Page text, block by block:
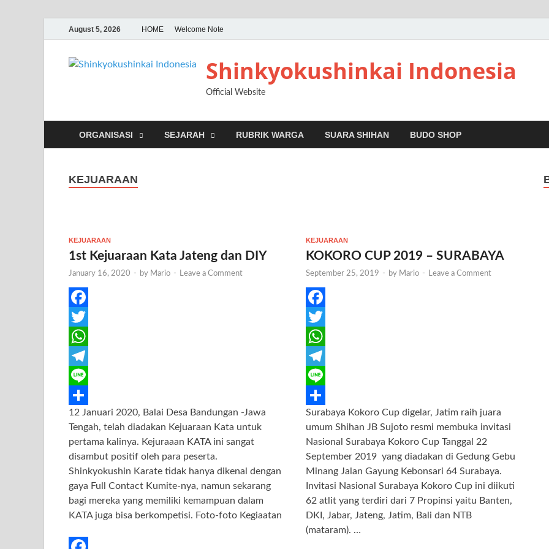
August 5, 2026 HOME Welcome Note
Shinkyokushinkai Indonesia
Official Website
ORGANISASI SEJARAH RUBRIK WARGA SUARA SHIHAN BUDO SHOP
KEJUARAAN
KEJUARAAN
1st Kejuaraan Kata Jateng dan DIY
January 16, 2020 - by Mario - Leave a Comment
F
a
c
e
b
o
k
T
w
t
r
W
h
a
t
A
p
p
T
e
l
g
r
a
m
L
i
e
S
a
r
e
12 Januari 2020, Balai Desa Bandungan -Jawa
Tengah, telah diadakan Kejuaraan Kata untuk
pertama kalinya. Kejuraaan KATA ini sangat
disambut positif oleh para peserta.
Shinkyokushin Karate tidak hanya dikenal dengan
gaya Full Contact Kumite-nya, namun sekarang
bagi mereka yang memiliki kemampuan dalam
KATA juga bisa berkompetisi. Foto-foto Kegiaatan
KEJUARAAN
KOKORO CUP 2019 – SURABAYA
September 25, 2019 - by Mario - Leave a Comment
F
a
c
e
b
o
k
T
w
t
r
W
h
a
t
A
p
T
e
l
g
r
m
L
i
e
S
a
r
Surabaya Kokoro Cup digelar, Jatim raih juara
umum Shihan JB Sujoto resmi membuka invitasi
Nasional Surabaya Kokoro Cup Tanggal 22
September 2019 yang diadakan di Gedung Gebu
Minang Jalan Gayung Kebonsari 64 Surabaya.
Invitasi Nasional Surabaya Kokoro Cup ini diikuti
62 atlit yang terdiri dari 7 Propinsi yaitu Banten,
DKI, Jabar, Jateng, Jatim, Bali dan NTB
(mataram). …